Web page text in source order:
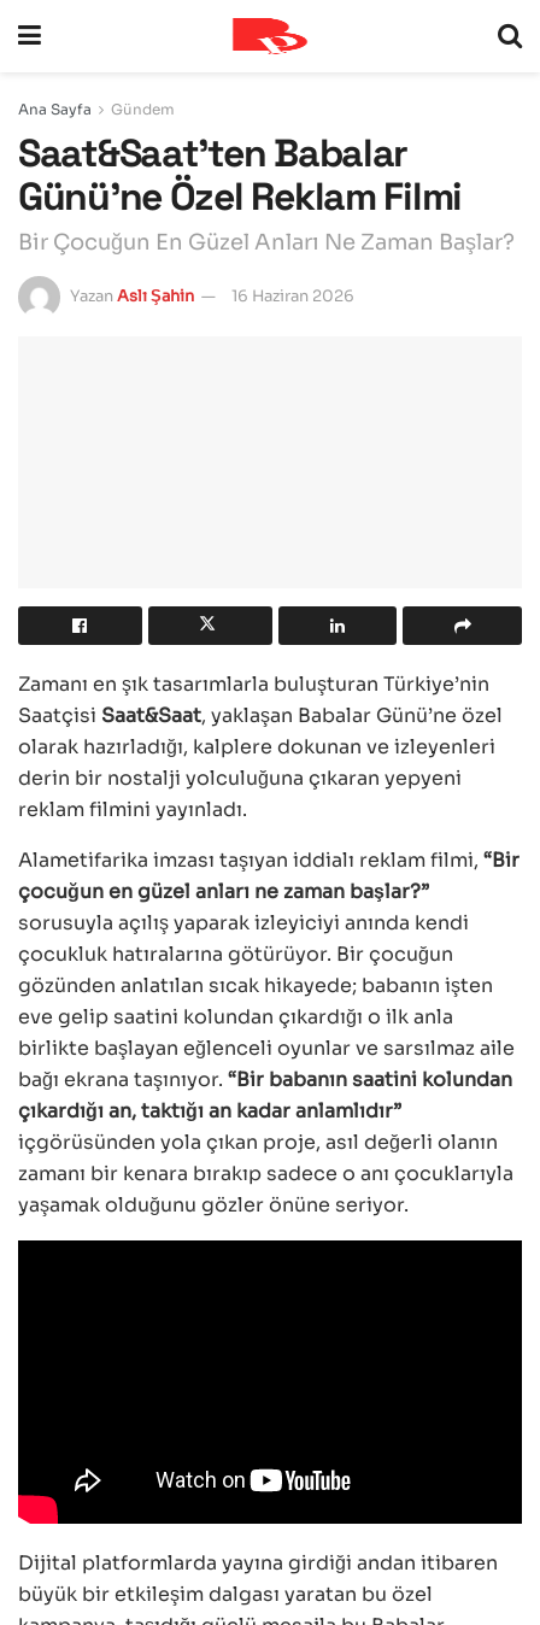
Ana Sayfa Gündem
Saat&Saat’ten Babalar
Günü’ne Özel Reklam Filmi
Bir Çocuğun En Güzel Anları Ne Zaman Başlar?
Yazan Aslı Şahin 16 Haziran 2026
Zamanı en şık tasarımlarla buluşturan Türkiye’nin
Saatçisi Saat&Saat, yaklaşan Babalar Günü’ne özel
olarak hazırladığı, kalplere dokunan ve izleyenleri
derin bir nostalji yolculuğuna çıkaran yepyeni
reklam filmini yayınladı.
Alametifarika imzası taşıyan iddialı reklam filmi, “Bir
çocuğun en güzel anları ne zaman başlar?”
sorusuyla açılış yaparak izleyiciyi anında kendi
çocukluk hatıralarına götürüyor. Bir çocuğun
gözünden anlatılan sıcak hikayede; babanın işten
eve gelip saatini kolundan çıkardığı o ilk anla
birlikte başlayan eğlenceli oyunlar ve sarsılmaz aile
bağı ekrana taşınıyor. “Bir babanın saatini kolundan
çıkardığı an, taktığı an kadar anlamlıdır”
içgörüsünden yola çıkan proje, asıl değerli olanın
zamanı bir kenara bırakıp sadece o anı çocuklarıyla
yaşamak olduğunu gözler önüne seriyor.
Dijital platformlarda yayına girdiği andan itibaren
büyük bir etkileşim dalgası yaratan bu özel